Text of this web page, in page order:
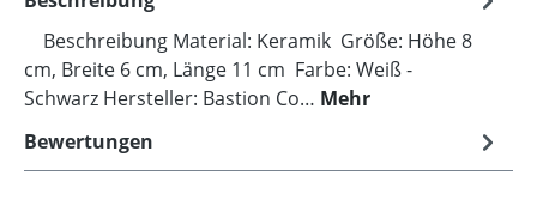
Beschreibung Material: Keramik Größe: Höhe 8
cm, Breite 6 cm, Länge 11 cm Farbe: Weiß -
Schwarz Hersteller: Bastion Co… Mehr
Bewertungen